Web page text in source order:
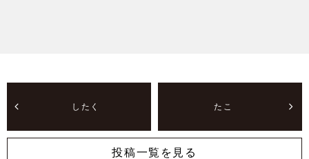
したく たこ
投稿一覧を見る